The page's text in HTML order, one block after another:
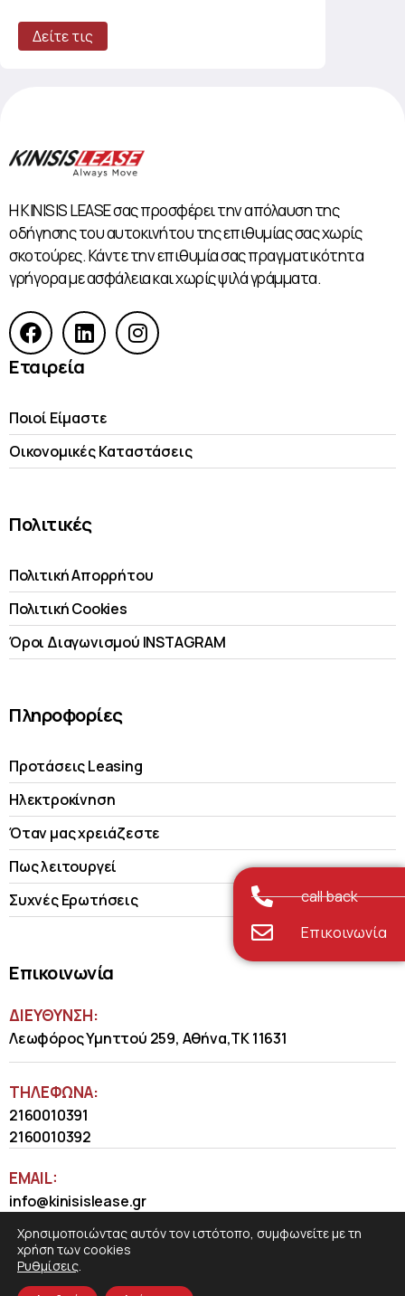
Δείτε τις
Η KINISIS LEASE σας προσφέρει την απόλαυση της
οδήγησης του αυτοκινήτου της επιθυμίας σας χωρίς
σκοτούρες. Κάντε την επιθυμία σας πραγματικότητα
γρήγορα με ασφάλεια και χωρίς ψιλά γράμματα.
Εταιρεία
Ποιοί Είμαστε
Οικονομικές Kαταστάσεις
Πολιτικές
Πολιτική Απορρήτου
Πολιτική Cookies
Όροι Διαγωνισμού INSTAGRAM
Πληροφορίες
Προτάσεις Leasing
Ηλεκτροκίνηση
Όταν μας χρειάζεστε
Πως λειτουργεί
Συχνές Ερωτήσεις
Επικοινωνία
ΔΙΕΥΘΥΝΣΗ:
Λεωφόρος Υμηττού 259, Αθήνα,ΤΚ 11631
ΤΗΛΈΦΩΝΑ:
2160010391
2160010392
EMAIL:
info@kinisislease.gr
call back
Επικοινωνία
Χρησιμοποιώντας αυτόν τον ιστότοπο, συμφωνείτε με τη
χρήση των cookies
Ρυθμίσεις.